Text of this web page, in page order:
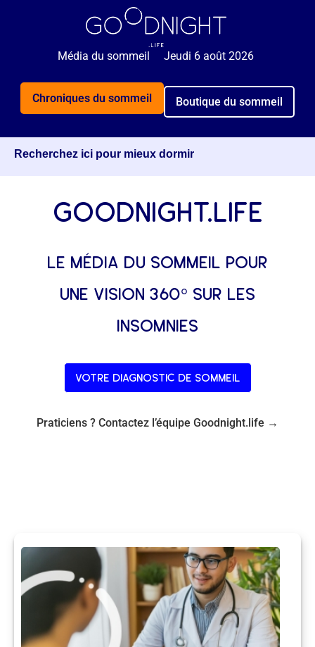
Média du sommeil Jeudi 6 août 2026
Chroniques du sommeil Boutique du sommeil
Recherchez ici pour mieux dormir
goodnight.life
le média du sommeil pour
une vision 360° sur les
insomnies
votre diagnostic de sommeil
Praticiens ? Contactez l’équipe Goodnight.life →
le réseau de praticiens
Trouvez l’expertise dont vous avez besoin pour un
sommeil réparateur.
🌙 Rejoignez 5 000+ personnes qui reçoivent
GRATUITEMENT nos astuces sommeil 2x par semaine.